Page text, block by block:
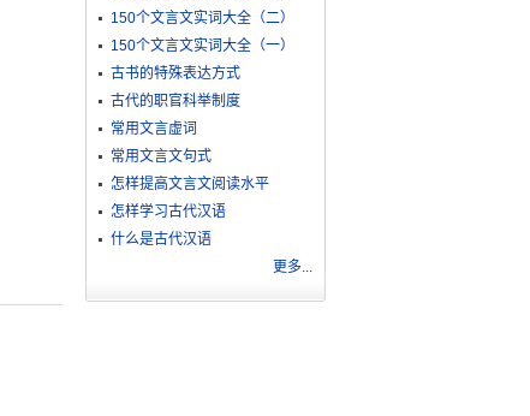
150个文言文实词大全（二）
150个文言文实词大全（一）
古书的特殊表达方式
古代的职官科举制度
常用文言虚词
常用文言文句式
怎样提高文言文阅读水平
怎样学习古代汉语
什么是古代汉语
更多...